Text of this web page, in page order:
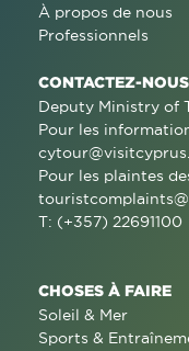
À propos de nous
Professionnels
CONTACTEZ-NOUS
Deputy Ministry of
Pour les
Pour les plaintes
T: (+357) 22691100
CHOSES À FAIRE
Soleil & Mer
Sports &